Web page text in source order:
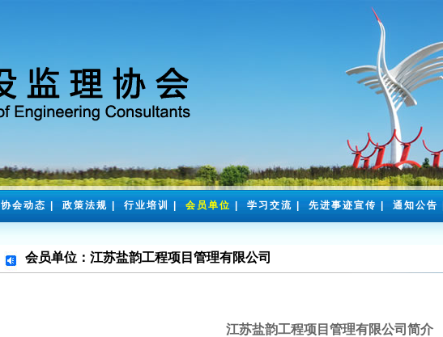
协会动态 政策法规 行业培训 会员单位 学习交流 先进事迹宣传 通知公告
会员单位：江苏盐韵工程项目管理有限公司
江苏盐韵工程项目管理有限公司简介